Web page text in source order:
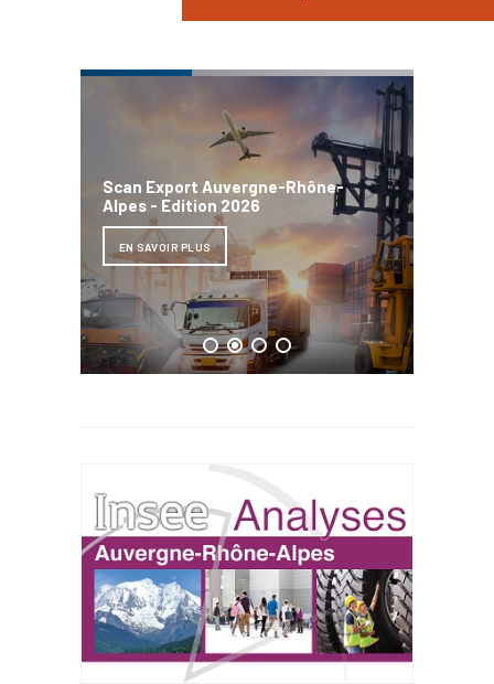
Scan Export Auvergne-Rhône-
Alpes - Edition 2026
EN SAVOIR PLUS